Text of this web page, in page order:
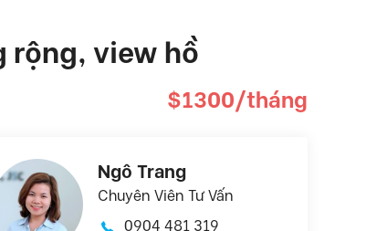
rộng, view hồ
$1300/tháng
Ngô Trang
Chuyên Viên Tư Vấn
0904 481 319